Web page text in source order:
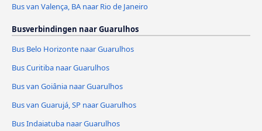
Bus van Valença, BA naar Rio de Janeiro
Busverbindingen naar Guarulhos
Bus Belo Horizonte naar Guarulhos
Bus Curitiba naar Guarulhos
Bus van Goiânia naar Guarulhos
Bus van Guarujá, SP naar Guarulhos
Bus Indaiatuba naar Guarulhos